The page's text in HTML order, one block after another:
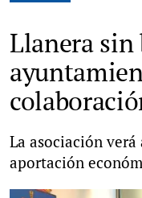
Llanera sin
La asociación verá
aportación